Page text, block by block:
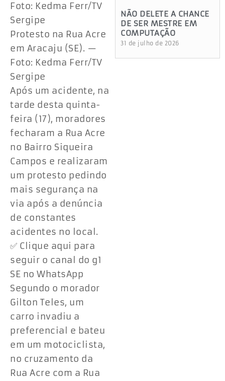
Foto: Kedma Ferr/TV
Sergipe
Protesto na Rua Acre
em Aracaju (SE). —
Foto: Kedma Ferr/TV
Sergipe
Após um acidente, na
tarde desta quinta-
feira (17), moradores
fecharam a Rua Acre
no Bairro Siqueira
Campos e realizaram
um protesto pedindo
mais segurança na
via após a denúncia
de constantes
acidentes no local.
✅ Clique aqui para
seguir o canal do g1
SE no WhatsApp
Segundo o morador
Gilton Teles, um
carro invadiu a
preferencial e bateu
em um motociclista,
no cruzamento da
Rua Acre com a Rua
NÃO DELETE A CHANCE
DE SER MESTRE EM
COMPUTAÇÃO
31 de julho de 2026